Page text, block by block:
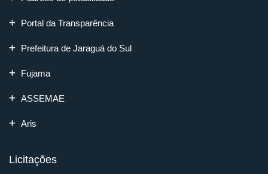
Portal da Transparência
Prefeitura de Jaraguá do Sul
Fujama
ASSEMAE
Aris
Licitações